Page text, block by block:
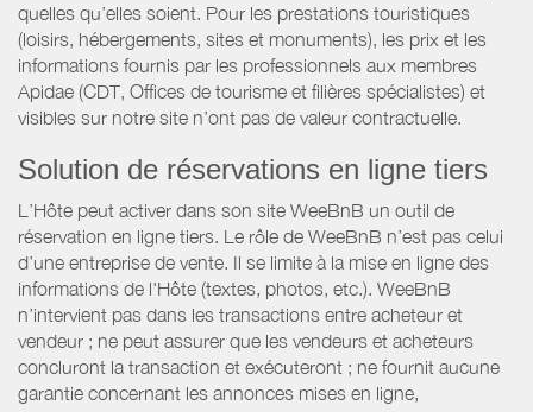
quelles qu’elles soient. Pour les prestations touristiques
(loisirs, hébergements, sites et monuments), les prix et les
informations fournis par les professionnels aux membres
Apidae (CDT, Offices de tourisme et filières spécialistes) et
visibles sur notre site n’ont pas de valeur contractuelle.
Solution de réservations en ligne tiers
L’Hôte peut activer dans son site WeeBnB un outil de
réservation en ligne tiers. Le rôle de WeeBnB n’est pas celui
d’une entreprise de vente. Il se limite à la mise en ligne des
informations de l'Hôte (textes, photos, etc.). WeeBnB
n’intervient pas dans les transactions entre acheteur et
vendeur ; ne peut assurer que les vendeurs et acheteurs
concluront la transaction et exécuteront ; ne fournit aucune
garantie concernant les annonces mises en ligne,